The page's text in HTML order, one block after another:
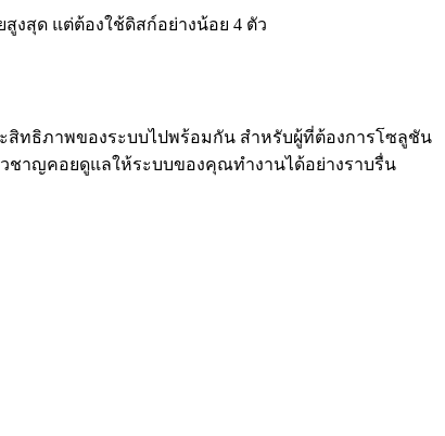
งสุด แต่ต้องใช้ดิสก์อย่างน้อย 4 ตัว
สิทธิภาพของระบบไปพร้อมกัน สำหรับผู้ที่ต้องการโซลูชัน
ชาญคอยดูแลให้ระบบของคุณทำงานได้อย่างราบรื่น